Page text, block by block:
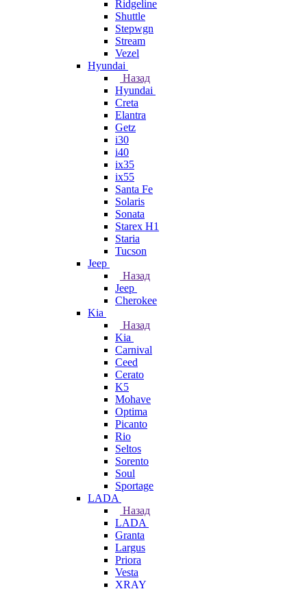
Ridgeline
Shuttle
Stepwgn
Stream
Vezel
Hyundai
Назад
Hyundai
Creta
Elantra
Getz
i30
i40
ix35
ix55
Santa Fe
Solaris
Sonata
Starex H1
Staria
Tucson
Jeep
Назад
Jeep
Cherokee
Kia
Назад
Kia
Carnival
Ceed
Cerato
K5
Mohave
Optima
Picanto
Rio
Seltos
Sorento
Soul
Sportage
LADA
Назад
LADA
Granta
Largus
Priora
Vesta
XRAY